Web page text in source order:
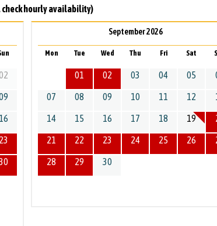
hourly availability)
16
23
September 2026
Mon Tue Wed Thu Fri Sat
01 02 03 04 05
07 08 09 10 11 12
14 15 16 17 18 19
21 22 23 24 25 26
28 29 30